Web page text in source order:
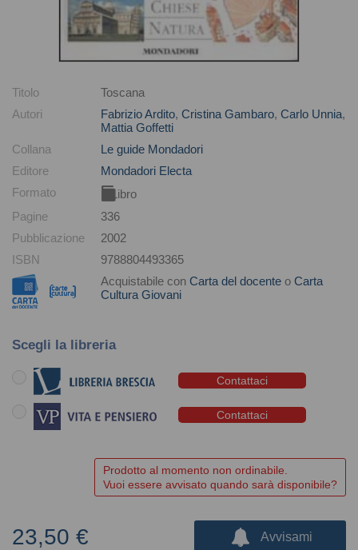
Titolo
Toscana
Autori
Fabrizio Ardito, Cristina Gambaro, Carlo Unnia,
Mattia Goffetti
Collana
Le guide Mondadori
Editore
Mondadori Electa
Formato
Libro
Pagine
336
Pubblicazione
2002
ISBN
9788804493365
Acquistabile con Carta del docente o Carta
Cultura Giovani
Scegli la libreria
Contattaci
Contattaci
Prodotto al momento non ordinabile.
Vuoi essere avvisato quando sarà disponibile?
23,50 € Avvisami